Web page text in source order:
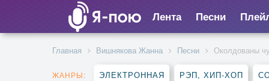
Лента Песни
Главная Вишнякова Жанна Песни Околдованы
ЖАНРЫ: ЭЛЕКТРОННАЯ РЭП, ХИП-ХОП